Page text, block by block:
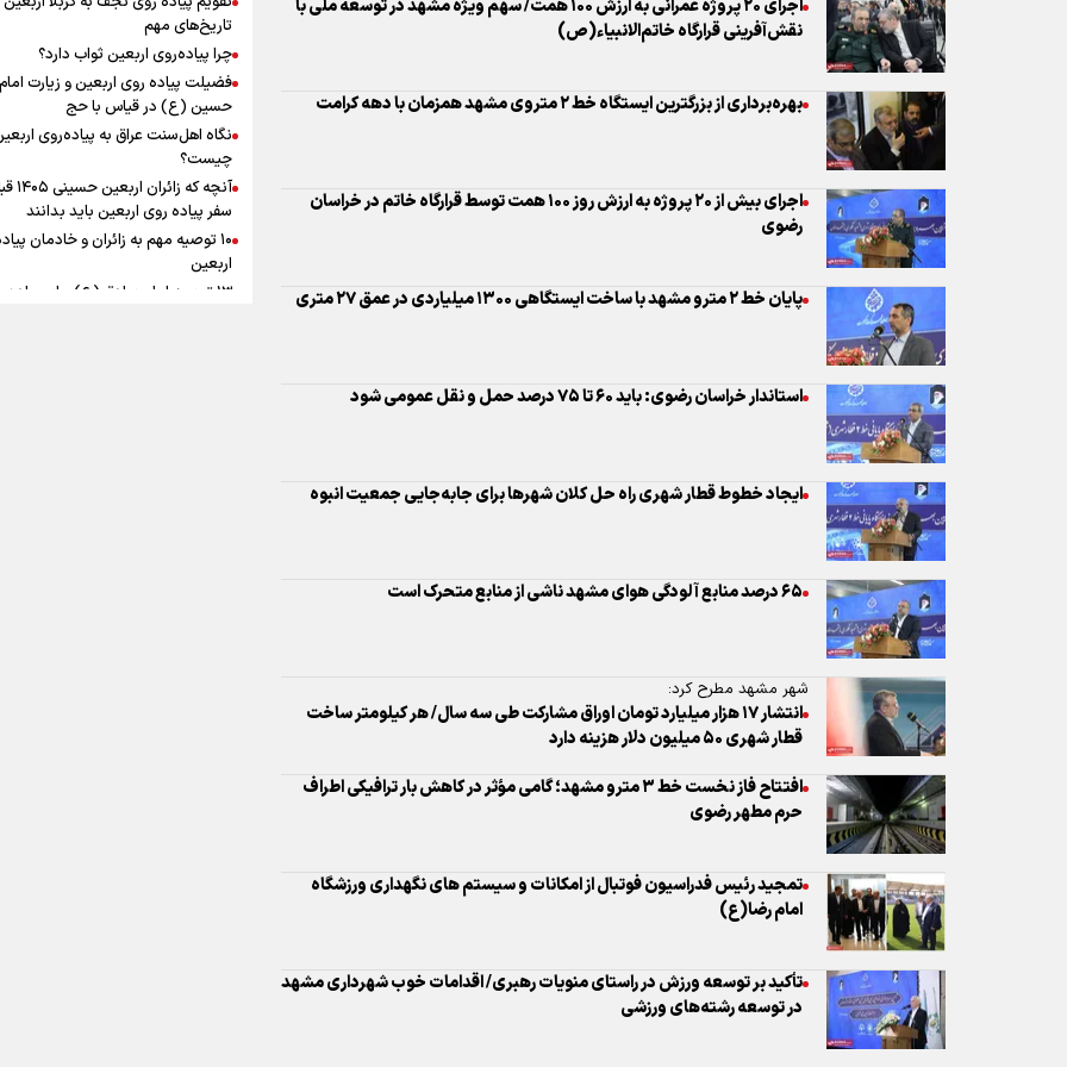
استاندار خراسان رضوی: باید ۶۰ تا ۷۵ درصد حمل و نقل عمومی شود
قطار شهری ۵۰ میلیون دلار هزینه دارد
تمجید رئیس فدراسیون فوتبال از امکانات و سیستم های نگهداری ورزشگاه
تأکید بر توسعه ورزش در راستای منویات رهبری/ اقدامات خوب شهرداری مشهد
تاج: زیرساخت‌های مشهد آماده میزبانی رویدادهای بزرگ فوتبالی است
تاج: تیم ملی فوتسال زنان محصول یک لیگ پویا است/ به موفقیت آن‌ها
ماندگار شد
افزوده چقدر است؟
اینفوبرنا/ سقف معافیت مالیاتی
حقوق کارکنان دولت و
در بودجه ۱۴۰۵ چقدر است؟
تاریخ‌های مهم
چرا پیاده‌روی اربعین ثواب دارد؟
فضیلت پیاده روی اربعین و زیارت امام
حسین (ع) در قیاس با حج
نگاه اهل‌سنت عراق به پیاده‌روی
چیست؟
آنچه که
سفر پیاده روی اربعین باید بدانند
۱۰ توصیه مهم به زائران و خادمان
اربعین
۱۳ توصیه امام صادق (ع) برای